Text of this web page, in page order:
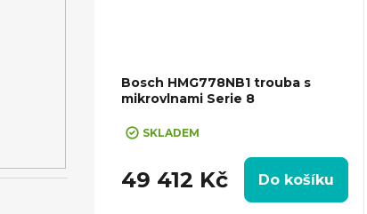
Bosch HMG778NB1 trouba s
mikrovlnami Serie 8
SKLADEM
49 412 Kč Do košíku